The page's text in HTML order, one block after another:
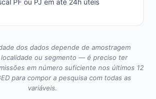
PF ou PJ em até 24h úteis
dos dados depende de amostragem
ou segmento — é preciso ter
em número suficiente nos últimos 12
para compor a pesquisa com todas as
variáveis.